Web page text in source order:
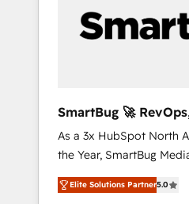
PMOとして主導。「設定
の責任」を引き受け、部
Hubで一体提供。 ▸ 既存
支援：Salesforce・
移行、カスタム設計、履
計まで。 ▸ AEO対応：
のAI検索からの流入・引
and Story to stop
Elite Engineering & AI Scalable Architecture:
agents, and high-
reporting clarity. Security & Compliance: SOC
2 Type I and HIPAA
grade data security. 🏆 Why Bluleadz? GTM
OS Partner | 16+ Years
SmartBug 🚀
Integration Experts
As a 3x HubSpot North
the Year, SmartBug
customer lifecycle into a
unified ecosystem
Elite Solutions Partner5.0